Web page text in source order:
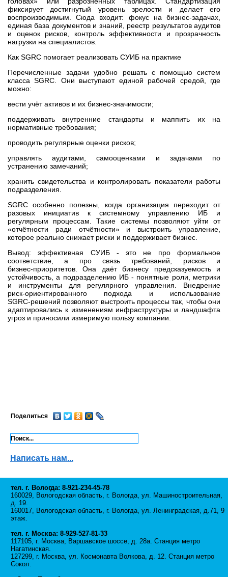
фиксирует достигнутый уровень зрелости и делает его
воспроизводимым. Сюда входит: фокус на бизнес‑задачах,
единая база документов и знаний, реестр результатов аудитов
и оценок рисков, контроль эффективности и прозрачность
нагрузки на специалистов.
Как SGRC помогает реализовать СУИБ на практике
Перечисленные задачи удобно решать с помощью систем
класса SGRC. Они выступают единой рабочей средой, где
можно:
вести учёт активов и их бизнес‑значимости;
поддерживать внутренние стандарты и маппить их на
нормативные требования;
проводить регулярные оценки рисков;
управлять аудитами, самооценками и задачами по
устранению замечаний;
хранить свидетельства и контролировать показатели работы
подразделения.
SGRC особенно полезны, когда организация переходит от
разовых инициатив к системному управлению ИБ и
регулярным процессам. Такие системы позволяют уйти от
«отчётности ради отчётности» и выстроить управление,
которое реально снижает риски и поддерживает бизнес.
Вывод: эффективная СУИБ - это не про формальное
соответствие, а про связь требований, рисков и
бизнес‑приоритетов. Она даёт бизнесу предсказуемость и
устойчивость, а подразделению ИБ - понятные роли, метрики
и инструменты для регулярного управления. Внедрение
риск‑ориентированного подхода и использование
SGRC‑решений позволяют выстроить процессы так, чтобы они
адаптировались к изменениям инфраструктуры и ландшафта
угроз и приносили измеримую пользу компании.
Поделиться
Написать нам...
тел. г. Вологда: 8-921-234-45-78
160029, Вологодская область, г. Вологда, ул. Машиностроительная,
д. 19.
160017, Вологодская область, г. Вологда, ул. Ленинградская, д.71, 9
этаж.
тел. г. Москва: 8-929-527-81-33
117105, г. Москва, Варшавское шоссе, д. 28а. Станция метро
Нагатинская.
127299, г. Москва, ул. Космонавта Волкова, д. 12. Станция метро
Сокол.